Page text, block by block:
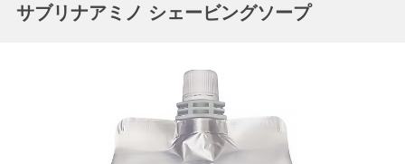
サブリナアミノ シェービングソープ